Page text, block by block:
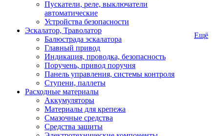
Пускатели, реле, выключатели
автоматические
Устройства безопасности
Эскалатор, Траволатор
Балюстрада эскалатора
Главный привод
Индикация, проводка, безопасность
Поручень, привод поручня
Панель управления, системы контроля
Ступени, паллеты
Расходные материалы
Аккумуляторы
Материалы для крепежа
Смазочные средства
Средства защиты
Ещё